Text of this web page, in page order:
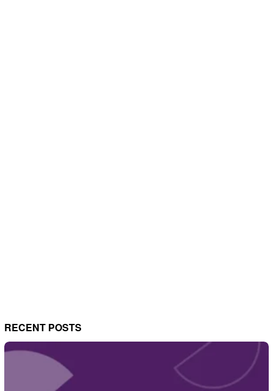
RECENT POSTS